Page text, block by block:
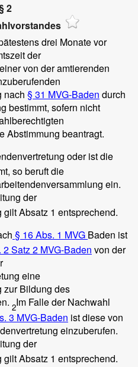
2
drei Monate vor
der
von der amtierenden
nach § 31 MVG-Baden durch
bestimmt, sofern nicht
Abstimmung beantragt.
oder ist die
so beruft die
ein.
der
Absatz 1 entsprechend.
§ 16 Abs. 1 MVG Baden ist
2 Satz 2 MVG-Baden von der
eine
zur Bildung des
2Im Falle der Nachwahl
3 MVG-Baden ist diese von
einzuberufen.
der
Absatz 1 entsprechend.